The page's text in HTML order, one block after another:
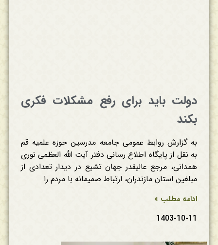
دولت باید برای رفع مشکلات فکری
بکند
به گزارش روابط عمومی جامعه مدرسین حوزه علمیه قم
به نقل از پایگاه اطلاع رسانی دفتر آیت الله العظمی نوری
همدانی، مرجع عالیقدر جهان تشیع در دیدار تعدادی از
مبلغین استان مازندران، ارتباط صمیمانه با مردم را
ادامه مطلب »
1403-10-11